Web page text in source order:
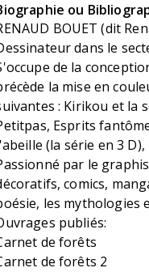
ou
BOUET (dit
dans le
de la
la mise en
: Kirikou et la
Esprits
(la série en 3 D),
par le
comics,
les mythologies
publiés:
de forêts
de forêts 2